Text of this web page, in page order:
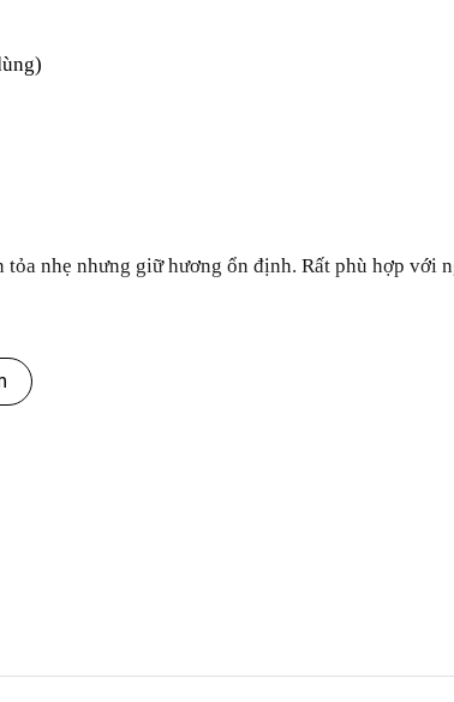
nhẹ nhưng giữ hương ổn định. Rất phù hợp với
mùi, không gây đau đầu và khử mùi hiệu quả.